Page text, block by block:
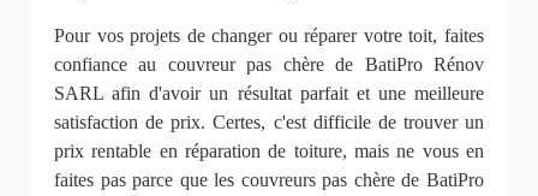
Pour vos projets de changer ou réparer votre toit, faites
confiance au couvreur pas chère de BatiPro Rénov
SARL afin d'avoir un résultat parfait et une meilleure
satisfaction de prix. Certes, c'est difficile de trouver un
prix rentable en réparation de toiture, mais ne vous en
faites pas parce que les couvreurs pas chère de BatiPro